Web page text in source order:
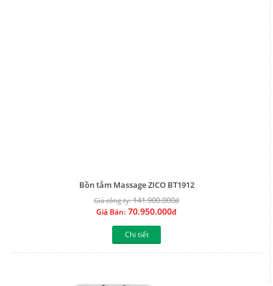
Bồn tắm Massage ZICO BT1912
Giá công ty:141.900.000đ
Giá Bán: 70.950.000đ
Chi tiết